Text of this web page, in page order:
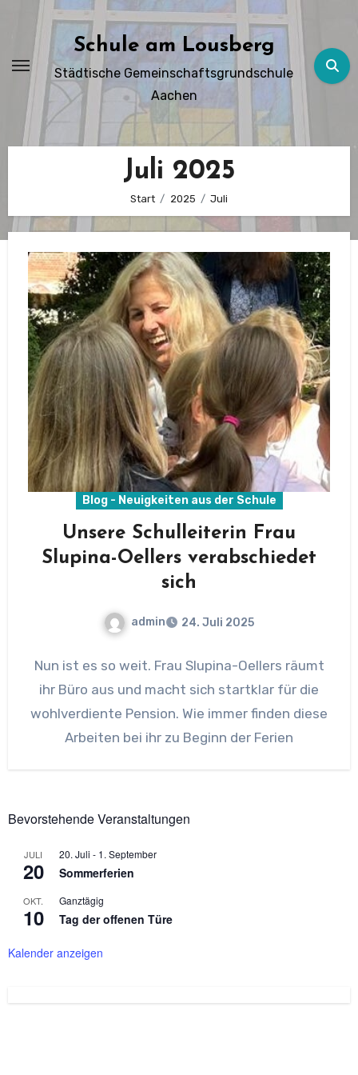
springen
Schule am Lousberg
Städtische Gemeinschaftsgrundschule
Aachen
Juli 2025
Start 2025 Juli
Blog - Neuigkeiten aus der Schule
Unsere Schulleiterin Frau
Slupina-Oellers verabschiedet
sich
admin 24. Juli 2025
Nun ist es so weit. Frau Slupina-Oellers räumt
ihr Büro aus und macht sich startklar für die
wohlverdiente Pension. Wie immer finden diese
Arbeiten bei ihr zu Beginn der Ferien
Bevorstehende Veranstaltungen
JULI
20
20. Juli - 1. September
Sommerferien
OKT.
10
Ganztägig
Tag der offenen Türe
Kalender anzeigen